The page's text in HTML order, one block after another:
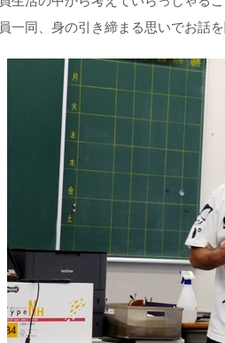
員一同、身の引き締まる思いでお話